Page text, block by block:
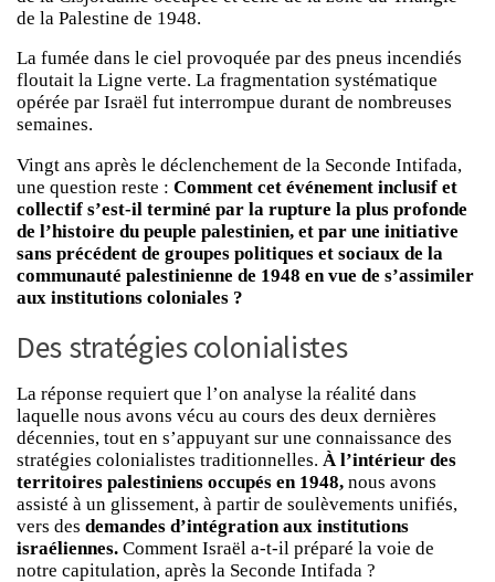
de la Palestine de 1948.
La fumée dans le ciel provoquée par des pneus incendiés
floutait la Ligne verte. La fragmentation systématique
opérée par Israël fut interrompue durant de nombreuses
semaines.
Vingt ans après le déclenchement de la Seconde Intifada,
une question reste : Comment cet événement inclusif et
collectif s’est-il terminé par la rupture la plus profonde
de l’histoire du peuple palestinien, et par une initiative
sans précédent de groupes politiques et sociaux de la
communauté palestinienne de 1948 en vue de s’assimiler
aux institutions coloniales ?
Des stratégies colonialistes
La réponse requiert que l’on analyse la réalité dans
laquelle nous avons vécu au cours des deux dernières
décennies, tout en s’appuyant sur une connaissance des
stratégies colonialistes traditionnelles. À l’intérieur des
territoires palestiniens occupés en 1948, nous avons
assisté à un glissement, à partir de soulèvements unifiés,
vers des demandes d’intégration aux institutions
israéliennes. Comment Israël a-t-il préparé la voie de
notre capitulation, après la Seconde Intifada ?